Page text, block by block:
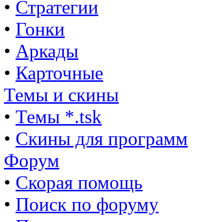
• Стратегии
• Гонки
• Аркады
• Карточные
Темы и скины
• Темы *.tsk
• Скины для программ
Форум
• Скорая помощь
• Поиск по форуму